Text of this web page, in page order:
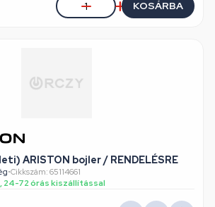
KOSÁRBA
ARISTON bojler / RENDELÉSRE
•Cikkszám: 65114661
24-72 órás kiszállítással